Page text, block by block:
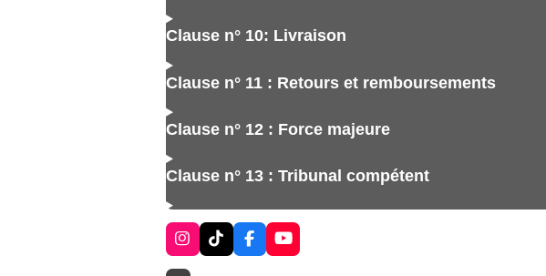
Clause n° 10: Livraison
Clause n° 11 : Retours et remboursements
Clause n° 12 : Force majeure
Clause n° 13 : Tribunal compétent
I
n
T
i
F
a
Y
o